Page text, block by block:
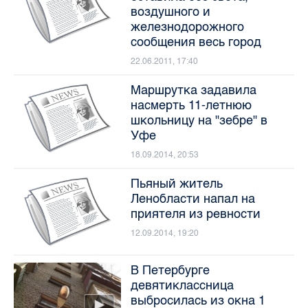
воздушного и
железнодорожного
сообщения весь город
22.06.2011, 17:40
Маршрутка задавила
насмерть 11-летнюю
школьницу на "зебре" в
Уфе
18.09.2014, 20:53
Пьяный житель
Ленобласти напал на
приятеля из ревности
12.09.2014, 19:20
В Петербурге
девятиклассница
выбросилась из окна 1